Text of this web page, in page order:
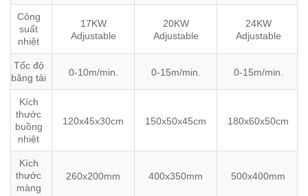
Công
suất
nhiệt
17KW
Adjustable
20KW
Adjustable
24KW
Adjustable
Tốc độ
băng tải
0-10m/min. 0-15m/min. 0-15m/min.
Kích
thước
buồng
nhiệt
120x45x30cm 150x50x45cm 180x60x50cm
Kích
thước
màng
260x200mm 400x350mm 500x400mm